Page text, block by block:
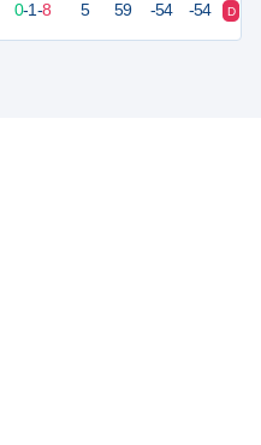
0-1-8 5 59 -54 -54 D